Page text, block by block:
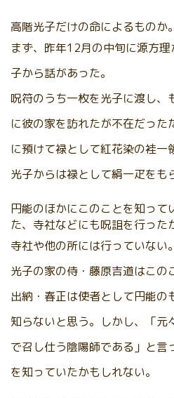
高階光子だけの命によるものか。
まず、昨年12月の中旬に源方
子から話があった。
呪符のうち一枚を光子に渡し、
に彼の家を訪れたが不在だった
に預けて禄として紅花染の袿一
光子からは禄として絹一疋をも
円能のほかにこのことを知って
た、寺社などにも呪詛を行った
寺社や他の所には行っていない。
光子の家の侍・藤原吉道はこの
出納・春正は使者として円能の
知らないと思う。しかし、「元
で召し仕う陰陽師である」と言
を知っていたかもしれない。